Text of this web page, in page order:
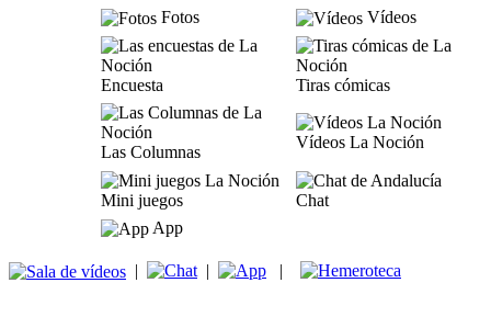
Fotos
Vídeos
Encuesta Tiras cómicas
Las Columnas
Vídeos La Noción
Mini juegos
Chat
App
| | |